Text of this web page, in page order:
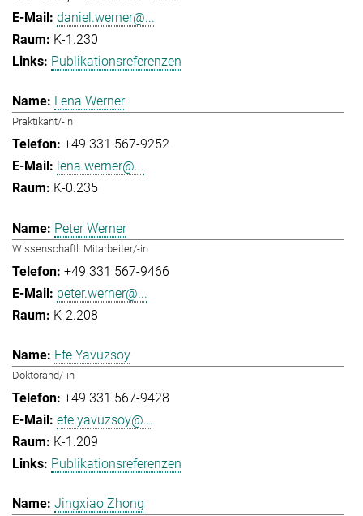
daniel.werner@...
K-1.230
Publikationsreferenzen
Lena Werner
Praktikant/-in
+49 331 567-9252
lena.werner@...
K-0.235
Peter Werner
Wissenschaftl. Mitarbeiter/-in
+49 331 567-9466
peter.werner@...
K-2.208
Efe Yavuzsoy
Doktorand/-in
+49 331 567-9428
efe.yavuzsoy@...
K-1.209
Publikationsreferenzen
Jingxiao Zhong